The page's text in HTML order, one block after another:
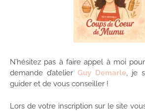
N’hésitez pas à faire appel à moi
demande d’atelier Guy Demarle, je
guider et de vous conseiller !
Lors de votre inscription sur le site